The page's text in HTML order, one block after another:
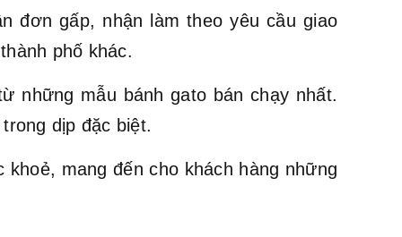
đơn gấp, nhận làm theo yêu cầu giao
phố khác.
những mẫu bánh gato bán chạy nhất.
dịp đặc biệt.
mang đến cho khách hàng những